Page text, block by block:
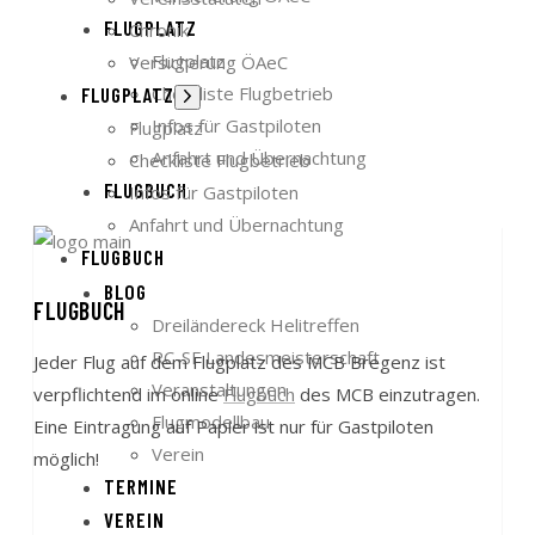
FLUGPLATZ
Flugplatz
Checkliste Flugbetrieb
Infos für Gastpiloten
Anfahrt und Übernachtung
FLUGBUCH
BLOG
Dreiländereck Helitreffen
RC-SF Landesmeisterschaft
Veranstaltungen
Flugmodellbau
Verein
TERMINE
VEREIN
Chronik
Versicherung ÖAeC
FLUGPLATZ Untermenü
anzeigen
Flugplatz
Checkliste Flugbetrieb
Infos für Gastpiloten
Anfahrt und Übernachtung
FLUGBUCH
FLUGBUCH
Jeder Flug auf dem Flugplatz des MCB Bregenz ist
verpflichtend im onlineFlugbuch des MCB einzutragen.
Eine Eintragung auf Papier ist nur für Gastpiloten
möglich!